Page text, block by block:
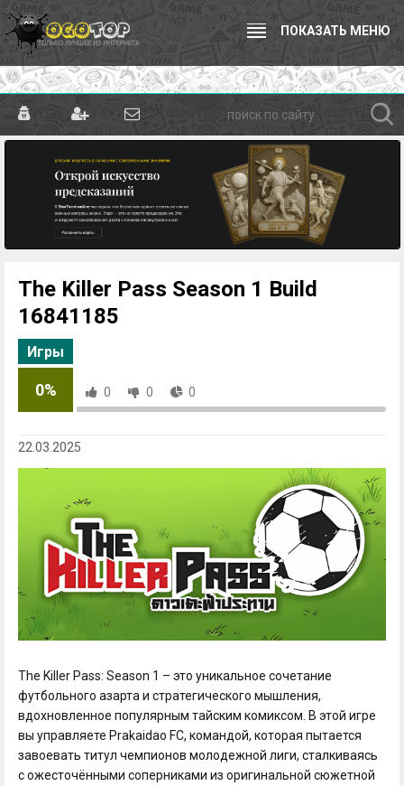
ПОКАЗАТЬ МЕНЮ
The Killer Pass Season 1 Build
16841185
Игры
0% 0 0 0
22.03.2025
The Killer Pass: Season 1 – это уникальное сочетание
футбольного азарта и стратегического мышления,
вдохновленное популярным тайским комиксом. В этой игре
вы управляете Prakaidao FC, командой, которая пытается
завоевать титул чемпионов молодежной лиги, сталкиваясь
с ожесточёнными соперниками из оригинальной сюжетной